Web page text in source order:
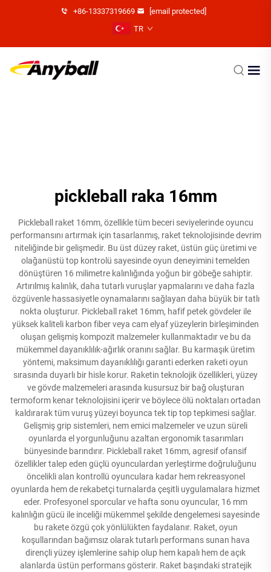
+86-13337319669
[email protected]
TR
pickleball raka 16mm
Pickleball raket 16mm, özellikle tüm beceri seviyelerinde oyuncu
performansını artırmak için tasarlanmış, raket teknolojisinde devrim
niteliğinde bir gelişmedir. Bu üst düzey raket, üstün güç üretimi ve
olağanüstü top kontrolü sayesinde oyun deneyimini temelden
dönüştüren 16 milimetre kalınlığında yoğun bir göbeğe sahiptir.
Artırılmış kalınlık, daha tutarlı vuruşlar yapmalarını ve daha fazla
özgüvenle hassasiyetle oynamalarını sağlayan daha büyük bir tatlı
nokta oluşturur. Pickleball raket 16mm, hafif petek gövdeler ile
yüksek kaliteli karbon fiber veya cam elyaf yüzeylerin birleşiminden
oluşan gelişmiş kompozit malzemeler kullanmaktadır ve bu da
mükemmel dayanıklılık-ağırlık oranını sağlar. Bu karmaşık üretim
yöntemi, maksimum dayanıklılığı garanti ederken raketi oyun
sırasında duyarlı bir hisle korur. Raketin teknolojik özellikleri, yüzey
ve gövde malzemeleri arasında kusursuz bir bağ oluşturan
termoform kenar teknolojisini içerir ve böylece ölü noktaları ortadan
kaldırarak tüm vuruş yüzeyi boyunca tek tip top tepkimesi sağlar.
Gelişmiş grip sistemleri, nem emici malzemeler ve uzun süreli
oyunlarda el yorgunluğunu azaltan ergonomik tasarımları
bünyesinde barındırır. Pickleball raket 16mm, agresif ofansif
özellikler talep eden güçlü oyunculardan yerleştirme doğruluğunu
öncelikli alan kontrollü oyunculara kadar hem rekreasyonel
oyunlarda hem de rekabetçi turnalarda çeşitli uygulamalara hizmet
eder. Profesyonel sporcular ve hafta sonu oyuncular, 16 mm
kalınlığın gücü ile inceliği mükemmel şekilde dengelemesi sayesinde
bu rakete özgü çok yönlülükten faydalanır. Raket, oyun
koşullarından bağımsız olarak tutarlı performans sunan hava
dirençli yüzey işlemlerine sahip olup hem kapalı hem de açık
alanlarda üstün performans gösterir. Raket başındaki stratejik